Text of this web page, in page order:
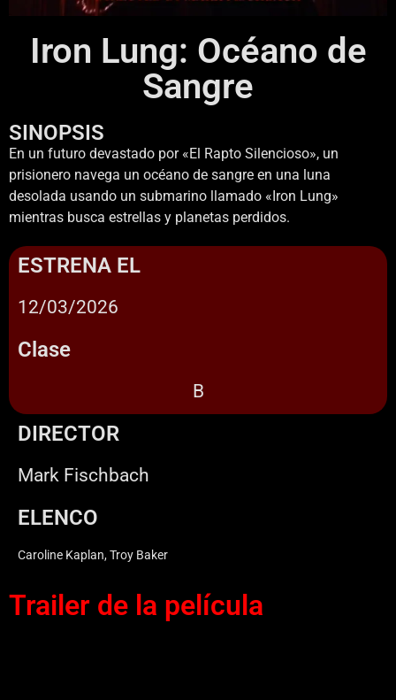
Iron Lung: Océano de
Sangre
SINOPSIS
En un futuro devastado por «El Rapto Silencioso», un
prisionero navega un océano de sangre en una luna
desolada usando un submarino llamado «Iron Lung»
mientras busca estrellas y planetas perdidos.
ESTRENA EL
12/03/2026
Clase
B
DIRECTOR
Mark Fischbach
ELENCO
Caroline Kaplan, Troy Baker
Trailer de la película